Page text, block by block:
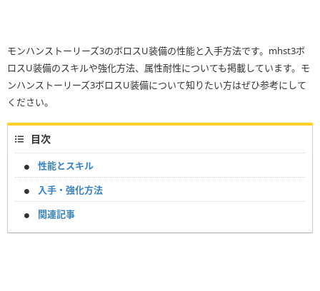
モンハンストーリーズ3のボロスU装備の性能と入手方法です。mhst3ボ
ロスU装備のスキルや強化方法、属性耐性についても掲載しています。モ
ンハンストーリーズ3ボロスU装備について知りたい方はぜひ参考にして
ください。
目次
性能とスキル
入手・強化方法
関連記事